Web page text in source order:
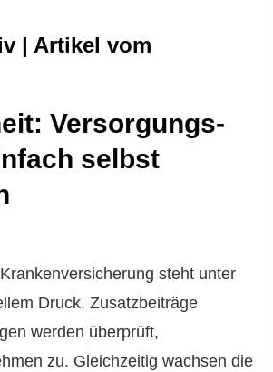
| Artikel vom
Versorgungs­
selbst
steht unter
Druck. Zusatzbeiträge
werden überprüft,
zu. Gleichzeitig wachsen die